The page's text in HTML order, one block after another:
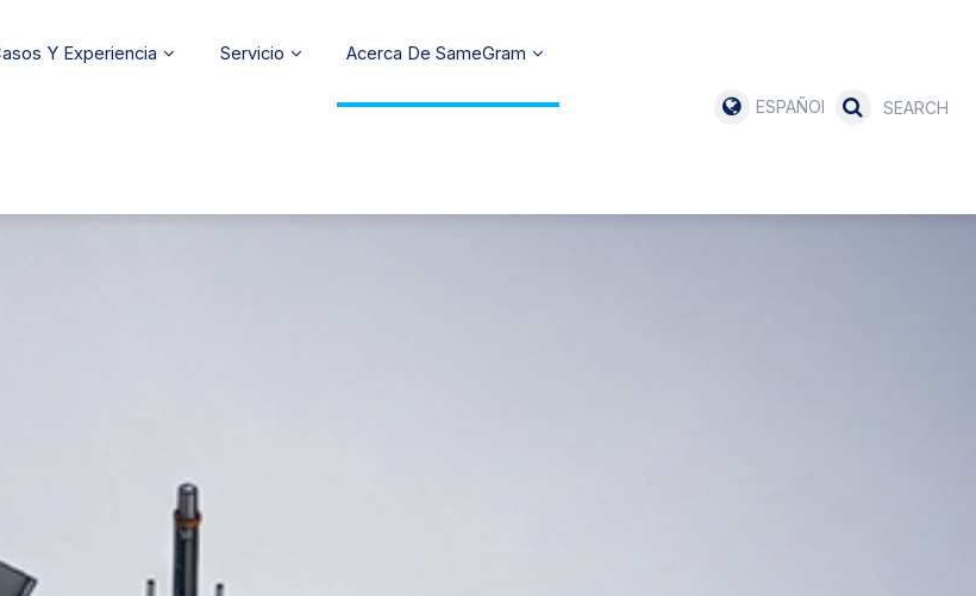
Y Experiencia Servicio Acerca De SameGram
ESPAÑOL